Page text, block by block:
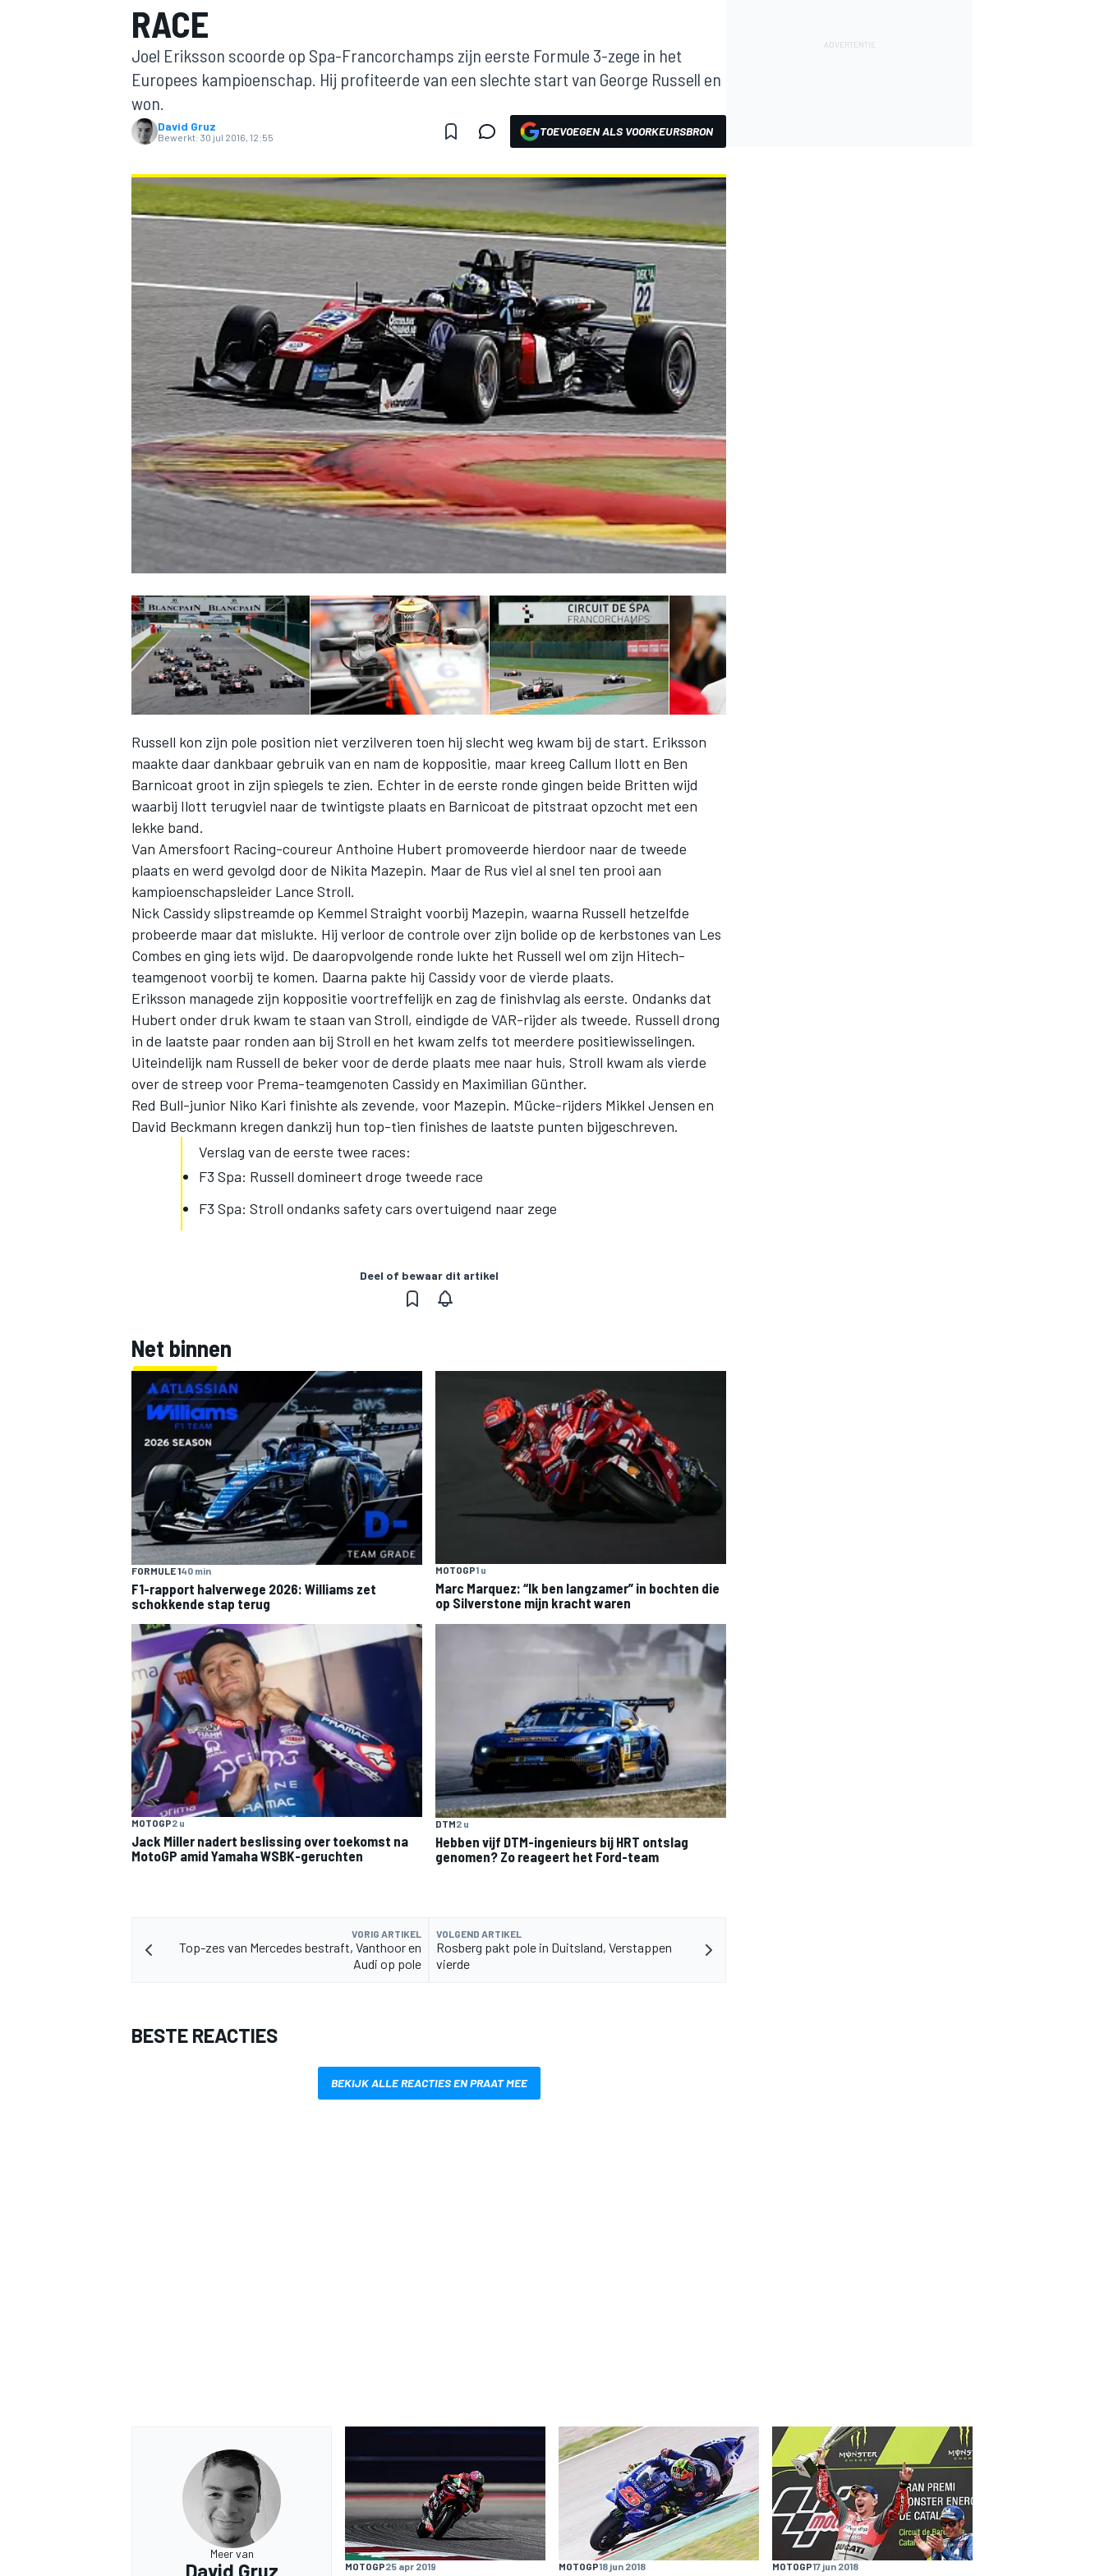
MOTOGP
INDYCAR
WEC DTM
RACE
Joel Eriksson scoorde op Spa-Francorchamps zijn eerste Formule 3-zege in het
Europees kampioenschap. Hij profiteerde van een slechte start van George Russell en
won.
David Gruz
Bewerkt: 30 jul 2016, 12:55 TOEVOEGEN ALS VOORKEURSBRON
Russell kon zijn pole position niet verzilveren toen hij slecht weg kwam bij de start. Eriksson
maakte daar dankbaar gebruik van en nam de koppositie, maar kreeg Callum Ilott en Ben
Barnicoat groot in zijn spiegels te zien. Echter in de eerste ronde gingen beide Britten wijd
waarbij Ilott terugviel naar de twintigste plaats en Barnicoat de pitstraat opzocht met een
lekke band.
Van Amersfoort Racing-coureur Anthoine Hubert promoveerde hierdoor naar de tweede
plaats en werd gevolgd door de Nikita Mazepin. Maar de Rus viel al snel ten prooi aan
kampioenschapsleider Lance Stroll.
Nick Cassidy slipstreamde op Kemmel Straight voorbij Mazepin, waarna Russell hetzelfde
probeerde maar dat mislukte. Hij verloor de controle over zijn bolide op de kerbstones van Les
Combes en ging iets wijd. De daaropvolgende ronde lukte het Russell wel om zijn Hitech-
teamgenoot voorbij te komen. Daarna pakte hij Cassidy voor de vierde plaats.
Eriksson managede zijn koppositie voortreffelijk en zag de finishvlag als eerste. Ondanks dat
Hubert onder druk kwam te staan van Stroll, eindigde de VAR-rijder als tweede. Russell drong
in de laatste paar ronden aan bij Stroll en het kwam zelfs tot meerdere positiewisselingen.
Uiteindelijk nam Russell de beker voor de derde plaats mee naar huis, Stroll kwam als vierde
over de streep voor Prema-teamgenoten Cassidy en Maximilian Günther.
Red Bull-junior Niko Kari finishte als zevende, voor Mazepin. Mücke-rijders Mikkel Jensen en
David Beckmann kregen dankzij hun top-tien finishes de laatste punten bijgeschreven.
Verslag van de eerste twee races:
F3 Spa: Russell domineert droge tweede race
F3 Spa: Stroll ondanks safety cars overtuigend naar zege
Deel of bewaar dit artikel
Net binnen
FORMULE 140 min
F1-rapport halverwege 2026: Williams zet
schokkende stap terug
MOTOGP1 u
Marc Marquez: “Ik ben langzamer” in bochten die
op Silverstone mijn kracht waren
MOTOGP2 u
Jack Miller nadert beslissing over toekomst na
MotoGP amid Yamaha WSBK-geruchten
DTM2 u
Hebben vijf DTM-ingenieurs bij HRT ontslag
genomen? Zo reageert het Ford-team
VORIG ARTIKEL
Top-zes van Mercedes bestraft, Vanthoor en
Audi op pole
VOLGEND ARTIKEL
Rosberg pakt pole in Duitsland, Verstappen
vierde
BESTE REACTIES
BEKIJK ALLE REACTIES EN PRAAT MEE
Meer van
David Gruz MOTOGP25 apr 2019 MOTOGP18 jun 2018 MOTOGP17 jun 2018